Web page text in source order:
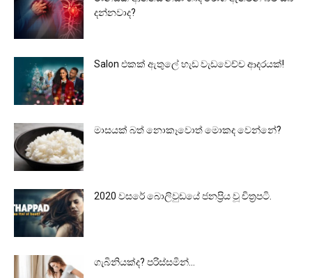
දන්නවාද?
Salon එකක් ඇතුලේ හැඩ වැඩවෙච්ච ආදරයක්!
මාසයක් බත් නොකෑවොත් මොකද වෙන්නේ?
2020 වසරේ බොලිවුඩයේ ජනප්‍රිය වූ චිත්‍රපටි.
ගැබිනියක්ද? පරිස්සමින්…